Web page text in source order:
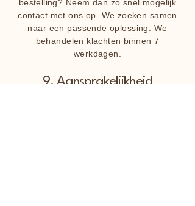
bestelling? Neem dan zo snel mogelijk
contact met ons op. We zoeken samen
naar een passende oplossing. We
behandelen klachten binnen 7
werkdagen.
9. Aansprakelijkheid